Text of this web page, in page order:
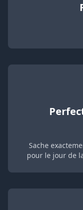
Sache
pour le jour de